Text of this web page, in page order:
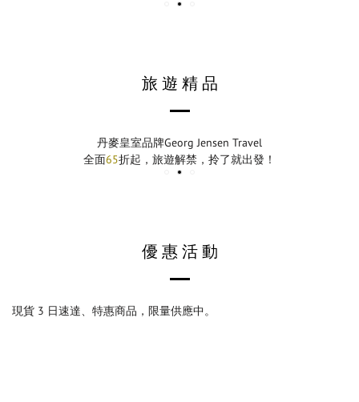
旅 遊 精 品
丹麥皇室品牌Georg Jensen Travel
全面65折起，旅遊解禁，拎了就出發！
優 惠 活 動
現貨 3 日速達、特惠商品，限量供應中。